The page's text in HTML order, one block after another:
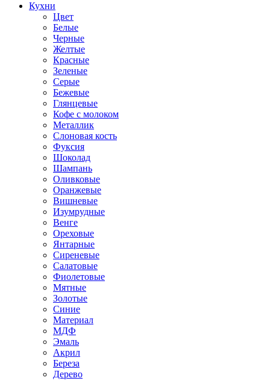
Кухни
Цвет
Белые
Черные
Желтые
Красные
Зеленые
Серые
Бежевые
Глянцевые
Кофе с молоком
Металлик
Слоновая кость
Фуксия
Шоколад
Шампань
Оливковые
Оранжевые
Вишневые
Изумрудные
Венге
Ореховые
Янтарные
Сиреневые
Салатовые
Фиолетовые
Мятные
Золотые
Синие
Материал
МДФ
Эмаль
Акрил
Береза
Дерево